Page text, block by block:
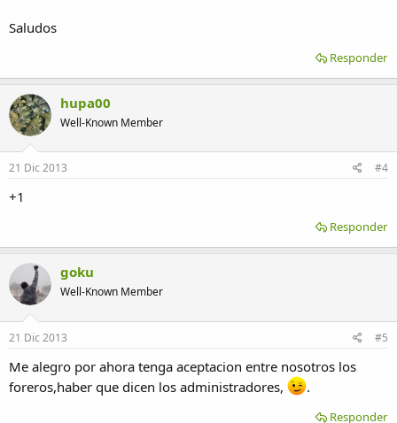
Saludos
Responder
hupa00
Well-Known Member
21 Dic 2013 #4
+1
Responder
goku
Well-Known Member
21 Dic 2013 #5
Me alegro por ahora tenga aceptacion entre nosotros los
foreros,haber que dicen los administradores,
.
Responder